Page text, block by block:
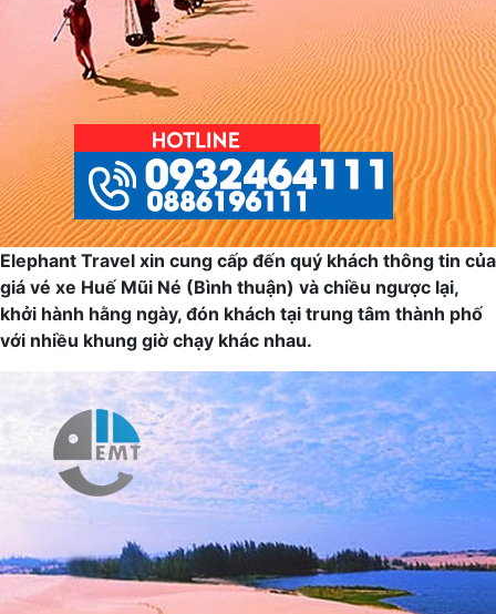
Elephant Travel xin cung cấp đến quý khách thông tin của
giá vé xe Huế Mũi Né (Bình thuận) và chiều ngược lại,
khởi hành hằng ngày, đón khách tại trung tâm thành phố
với nhiều khung giờ chạy khác nhau.